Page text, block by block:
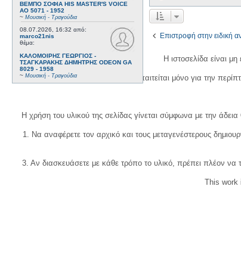
ΒΕΜΠΟ ΣΟΦΙΑ HIS MASTER'S VOICE
AO 5071 - 1952
~ Μουσική - Τραγούδια
08.07.2026, 16:32 από:
marco21nis
θέμα:
ΚΑΛΟΜΟΙΡΗΣ ΓΕΩΡΓΙΟΣ -
ΤΣΑΓΚΑΡΑΚΗΣ ΔΗΜΗΤΡΗΣ ODEON GA
8029 - 1958
~ Μουσική - Τραγούδια
Επιστροφή στην ειδική
Η ιστοσελίδα είναι
Η δημιουργία λογαριασμού απαιτείται μόνο για την
Η χρήση του υλικού της σελίδας γίνεται σύμφωνα με την
1. Να αναφέρετε τον αρχικό και τους μεταγενέστερους
3. Αν διασκευάσετε με κάθε τρόπο το υλικό, πρέπει πλέον να
This work